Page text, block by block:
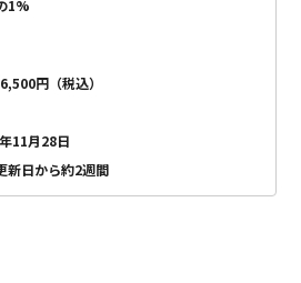
1%
円（税込）
11月28日
新日から約2週間